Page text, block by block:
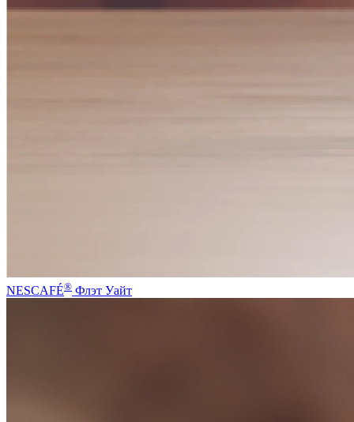
NESCAFÉ® Флэт Уайт